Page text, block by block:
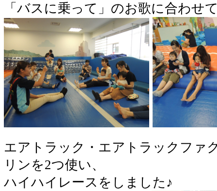
「バスに乗って」のお歌に合わせ
エアトラック・エアトラックファ
リンを2つ使い、
ハイハイレースをしました♪